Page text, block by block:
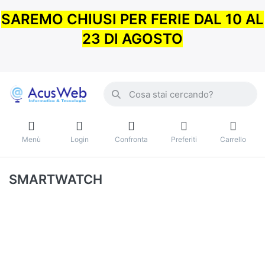
SAREMO CHIUSI PER FERIE DAL 10 AL
23 DI AGOSTO
Menù Login Confronta Preferiti Carrello
SMARTWATCH